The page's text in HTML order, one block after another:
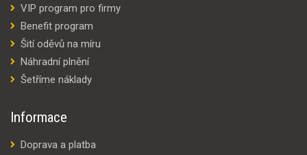
VIP program pro firmy
Benefit program
Šití oděvů na míru
Náhradní plnění
Šetříme náklady
Informace
Doprava a platba